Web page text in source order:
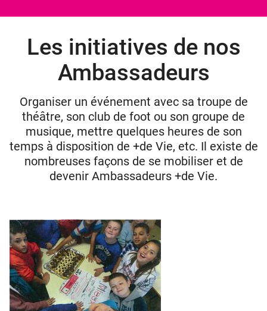
Les initiatives de nos
Ambassadeurs
Organiser un événement avec sa troupe de
théâtre, son club de foot ou son groupe de
musique, mettre quelques heures de son
temps à disposition de +de Vie, etc. Il existe de
nombreuses façons de se mobiliser et de
devenir Ambassadeurs +de Vie.